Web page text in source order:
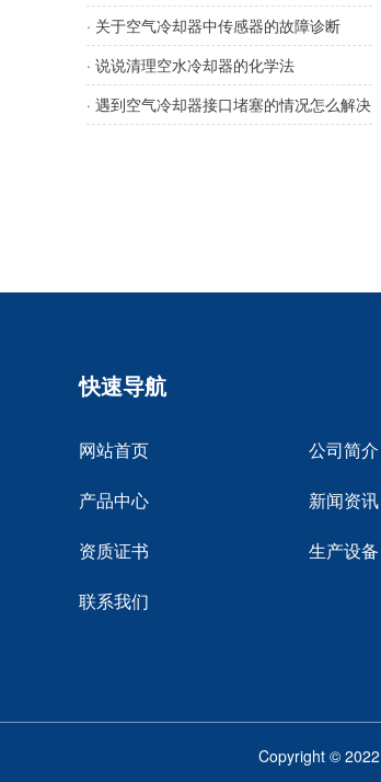
· 关于空气冷却器中传感器的故障诊断
· 说说清理空水冷却器的化学法
· 遇到空气冷却器接口堵塞的情况怎么解决
快速导航
网站首页
公司简介
产品中心
新闻资讯
资质证书
生产设备
联系我们
Copyright ©